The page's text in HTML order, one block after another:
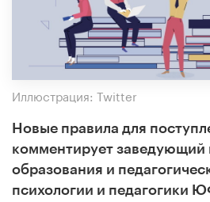
Иллюстрация: Twitter
Новые правила для
комментирует заведующий
образования и
психологии и педагогики